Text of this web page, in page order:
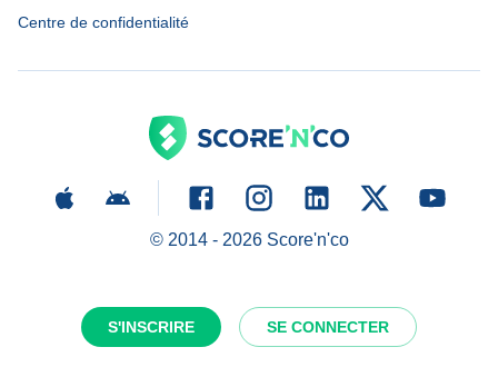
S'INSCRIRE SE CONNECTER
Centre de confidentialité
© 2014 - 2026Score'n'co